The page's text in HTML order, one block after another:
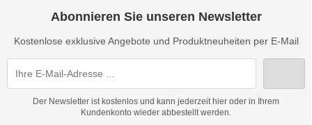
Abonnieren Sie unseren Newsletter
Kostenlose exklusive Angebote und Produktneuheiten per E-Mail
Der Newsletter ist kostenlos und kann jederzeit hier oder in Ihrem
Kundenkonto wieder abbestellt werden.